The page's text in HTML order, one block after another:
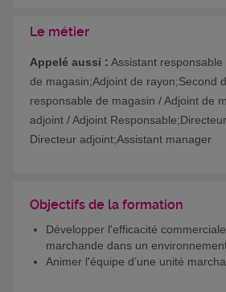
Le métier
Appelé aussi : Assistant
de magasin;Adjoint de rayon;Second
responsable de magasin / Adjoint de
adjoint / Adjoint
Directeur adjoint;Assistant manager
Objectifs de la formation
Développer l'efficacité
marchande dans un
Animer l'équipe d’une unité